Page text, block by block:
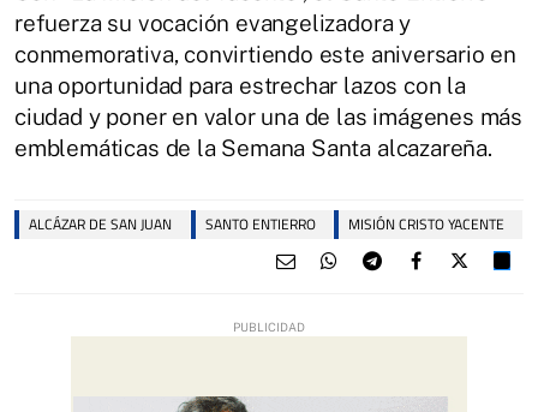
refuerza su vocación evangelizadora y
conmemorativa, convirtiendo este aniversario en
una oportunidad para estrechar lazos con la
ciudad y poner en valor una de las imágenes más
emblemáticas de la Semana Santa alcazareña.
ALCÁZAR DE SAN JUAN SANTO ENTIERRO MISIÓN CRISTO YACENTE